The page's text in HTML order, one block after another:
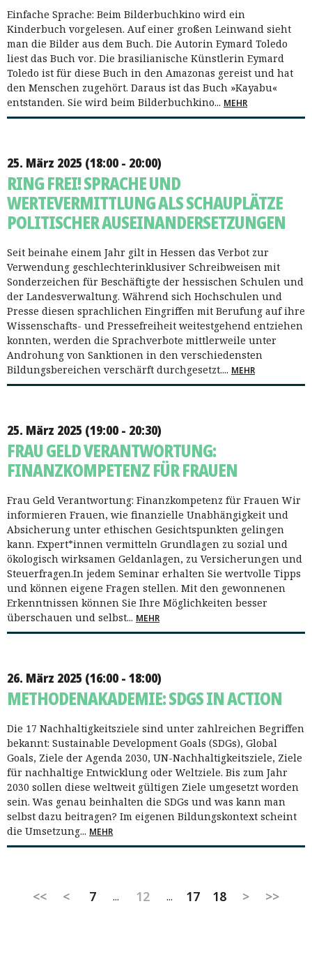
Einfache Sprache: Beim Bilderbuchkino wird ein
Kinderbuch vorgelesen. Auf einer großen Leinwand sieht
man die Bilder aus dem Buch. Die Autorin Eymard Toledo
liest das Buch vor. Die brasilianische Künstlerin Eymard
Toledo ist für diese Buch in den Amazonas gereist und hat
den Menschen zugehört. Daraus ist das Buch »Kayabu«
entstanden. Sie wird beim Bilderbuchkino... MEHR
25. März 2025 (18:00 - 20:00)
RING FREI! SPRACHE UND
WERTEVERMITTLUNG ALS SCHAUPLÄTZE
POLITISCHER AUSEINANDERSETZUNGEN
Seit beinahe einem Jahr gilt in Hessen das Verbot zur
Verwendung geschlechterinklusiver Schreibweisen mit
Sonderzeichen für Beschäftigte der hessischen Schulen und
der Landesverwaltung. Während sich Hochschulen und
Presse diesen sprachlichen Eingriffen mit Berufung auf ihre
Wissenschafts- und Pressefreiheit weitestgehend entziehen
konnten, werden die Sprachverbote mittlerweile unter
Androhung von Sanktionen in den verschiedensten
Bildungsbereichen verschärft durchgesetzt.... MEHR
25. März 2025 (19:00 - 20:30)
FRAU GELD VERANTWORTUNG:
FINANZKOMPETENZ FÜR FRAUEN
Frau Geld Verantwortung: Finanzkompetenz für Frauen Wir
informieren Frauen, wie finanzielle Unabhängigkeit und
Absicherung unter ethischen Gesichtspunkten gelingen
kann. Expert*innen vermitteln Grundlagen zu sozial und
ökologisch wirksamen Geldanlagen, zu Versicherungen und
Steuerfragen.In jedem Seminar erhalten Sie wertvolle Tipps
und können eigene Fragen stellen. Mit den gewonnenen
Erkenntnissen können Sie Ihre Möglichkeiten besser
überschauen und selbst... MEHR
26. März 2025 (16:00 - 18:00)
METHODENAKADEMIE: SDGS IN ACTION
Die 17 Nachhaltigkeitsziele sind unter zahlreichen Begriffen
bekannt: Sustainable Development Goals (SDGs), Global
Goals, Ziele der Agenda 2030, UN-Nachhaltigkeitsziele, Ziele
für nachhaltige Entwicklung oder Weltziele. Bis zum Jahr
2030 sollen diese weltweit gültigen Ziele umgesetzt worden
sein. Was genau beinhalten die SDGs und was kann man
selbst dazu beitragen? Im eigenen Bildungskontext scheint
die Umsetzung... MEHR
<< < 7 12 17 18 > >>